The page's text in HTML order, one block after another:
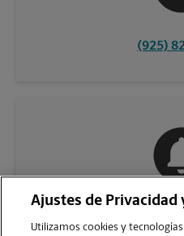
(925)
Ajustes de Privacidad
Utilizamos cookies y